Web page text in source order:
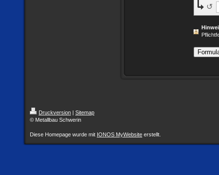
↺
Druckversion | Sitemap
© Metallbau Schwerin
Diese Homepage wurde mit IONOS MyWebsite erstellt.